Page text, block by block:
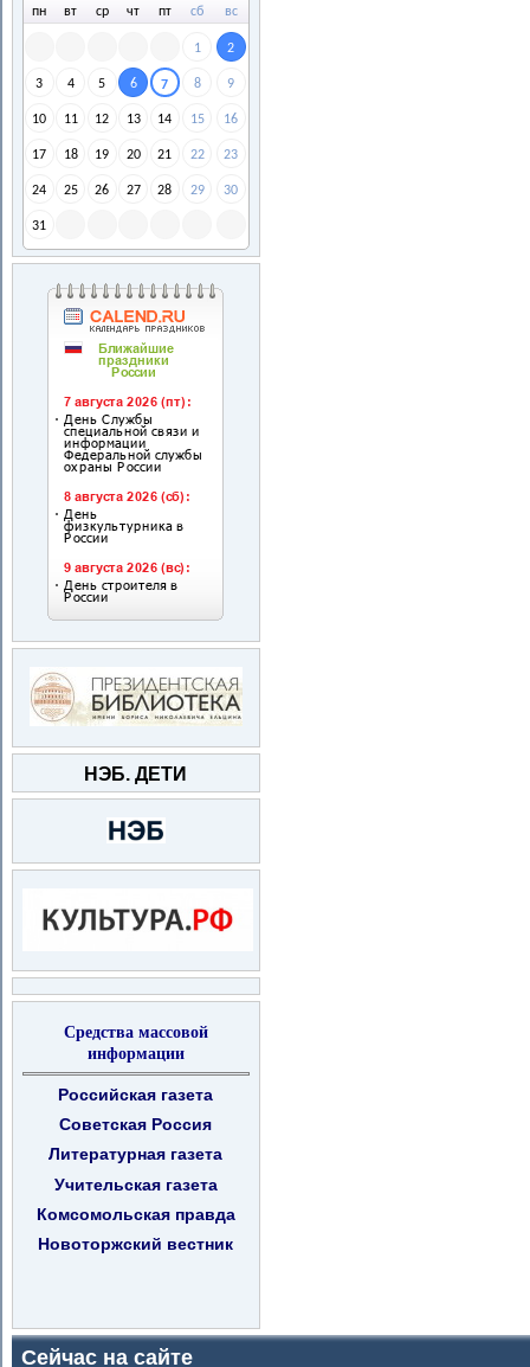
пн вт ср чт пт сб вс
1 2
3 4 5 6 7 8 9
10 11 12 13 14 15 16
17 18 19 20 21 22 23
24 25 26 27 28 29 30
31
НЭБ. ДЕТИ
Средства массовой
информации
Российская газета
Советская Россия
Литературная газета
Учительская газета
Комсомольская правда
Новоторжский вестник
Сейчас на сайте